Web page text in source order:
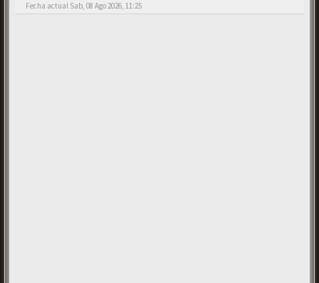
Fecha actual Sab, 08 Ago 2026, 11:25